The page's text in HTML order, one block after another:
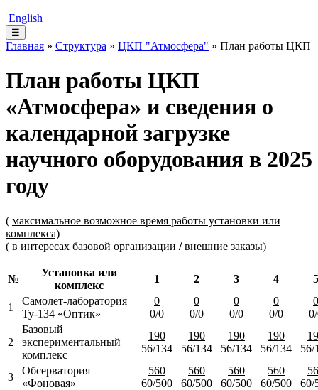
English
☰
Главная » Структура » ЦКП "Атмосфера" » План работы ЦКП
План работы ЦКП
«Атмосфера» и сведения о
календарной загрузке
научного оборудования в 2025
году
( максимальное возможное время работы установки или
комплекса)
( в интересах базовой организации /внешние заказы)
№
Установка или
комплекс
1 2 3 4 5
1
Самолет-лаборатория
Ту-134 «Оптик»
0
0/0
0
0/0
0
0/0
0
0/0
0
2
Базовый
экспериментальный
комплекс
190
56/134
190
56/134
190
56/134
190
56/134
56/
3
Обсерватория
«Фоновая»
560
60/500
560
60/500
560
60/500
560
60/500
60/